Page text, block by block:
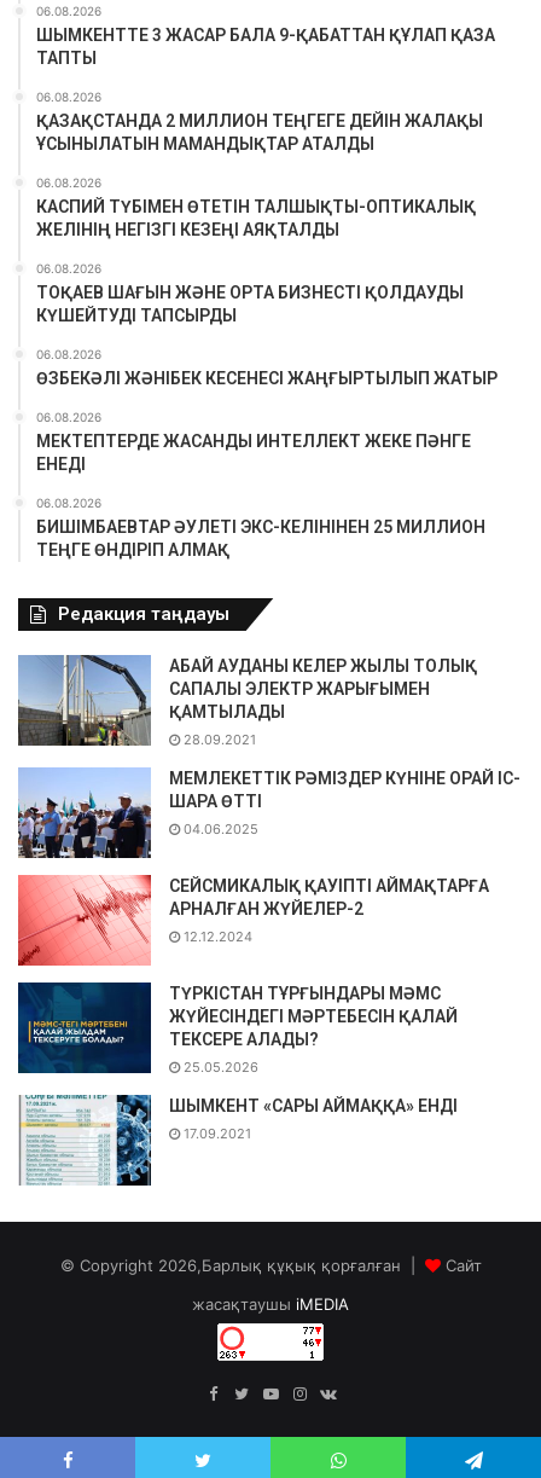
06.08.2026
ШЫМКЕНТТЕ 3 ЖАСАР БАЛА 9-ҚАБАТТАН ҚҰЛАП ҚАЗА
ТАПТЫ
06.08.2026
ҚАЗАҚСТАНДА 2 МИЛЛИОН ТЕҢГЕГЕ ДЕЙІН ЖАЛАҚЫ
ҰСЫНЫЛАТЫН МАМАНДЫҚТАР АТАЛДЫ
06.08.2026
КАСПИЙ ТҮБІМЕН ӨТЕТІН ТАЛШЫҚТЫ-ОПТИКАЛЫҚ
ЖЕЛІНІҢ НЕГІЗГІ КЕЗЕҢІ АЯҚТАЛДЫ
06.08.2026
ТОҚАЕВ ШАҒЫН ЖӘНЕ ОРТА БИЗНЕСТІ ҚОЛДАУДЫ
КҮШЕЙТУДІ ТАПСЫРДЫ
06.08.2026
ӨЗБЕКӘЛІ ЖӘНІБЕК КЕСЕНЕСІ ЖАҢҒЫРТЫЛЫП ЖАТЫР
06.08.2026
МЕКТЕПТЕРДЕ ЖАСАНДЫ ИНТЕЛЛЕКТ ЖЕКЕ ПӘНГЕ
ЕНЕДІ
06.08.2026
БИШІМБАЕВТАР ӘУЛЕТІ ЭКС-КЕЛІНІНЕН 25 МИЛЛИОН
ТЕҢГЕ ӨНДІРІП АЛМАҚ
Редакция таңдауы
АБАЙ АУДАНЫ КЕЛЕР ЖЫЛЫ ТОЛЫҚ
САПАЛЫ ЭЛЕКТР ЖАРЫҒЫМЕН
ҚАМТЫЛАДЫ
28.09.2021
МЕМЛЕКЕТТІК РӘМІЗДЕР КҮНІНЕ ОРАЙ ІС-
ШАРА ӨТТІ
04.06.2025
СЕЙСМИКАЛЫҚ ҚАУІПТІ АЙМАҚТАРҒА
АРНАЛҒАН ЖҮЙЕЛЕР-2
12.12.2024
ТҮРКІСТАН ТҰРҒЫНДАРЫ МӘМС
ЖҮЙЕСІНДЕГІ МӘРТЕБЕСІН ҚАЛАЙ
ТЕКСЕРЕ АЛАДЫ?
25.05.2026
ШЫМКЕНТ «САРЫ АЙМАҚҚА» ЕНДІ
17.09.2021
© Copyright 2026,Барлық құқық қорғалған |
Сайт
жасақтаушы iMEDIA
FacebookTwitterYouTubeInstagram